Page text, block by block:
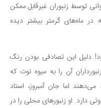
توسط زنبوران غیرقابل ممکن
در ماه‌های گرمتر بیشتر دیده
دلیل این تصادفی بودن رنگ
آن را به میوه‌ توت که
اما جان آمبروز، استاد
دارد. او زنبورهای محلی را در